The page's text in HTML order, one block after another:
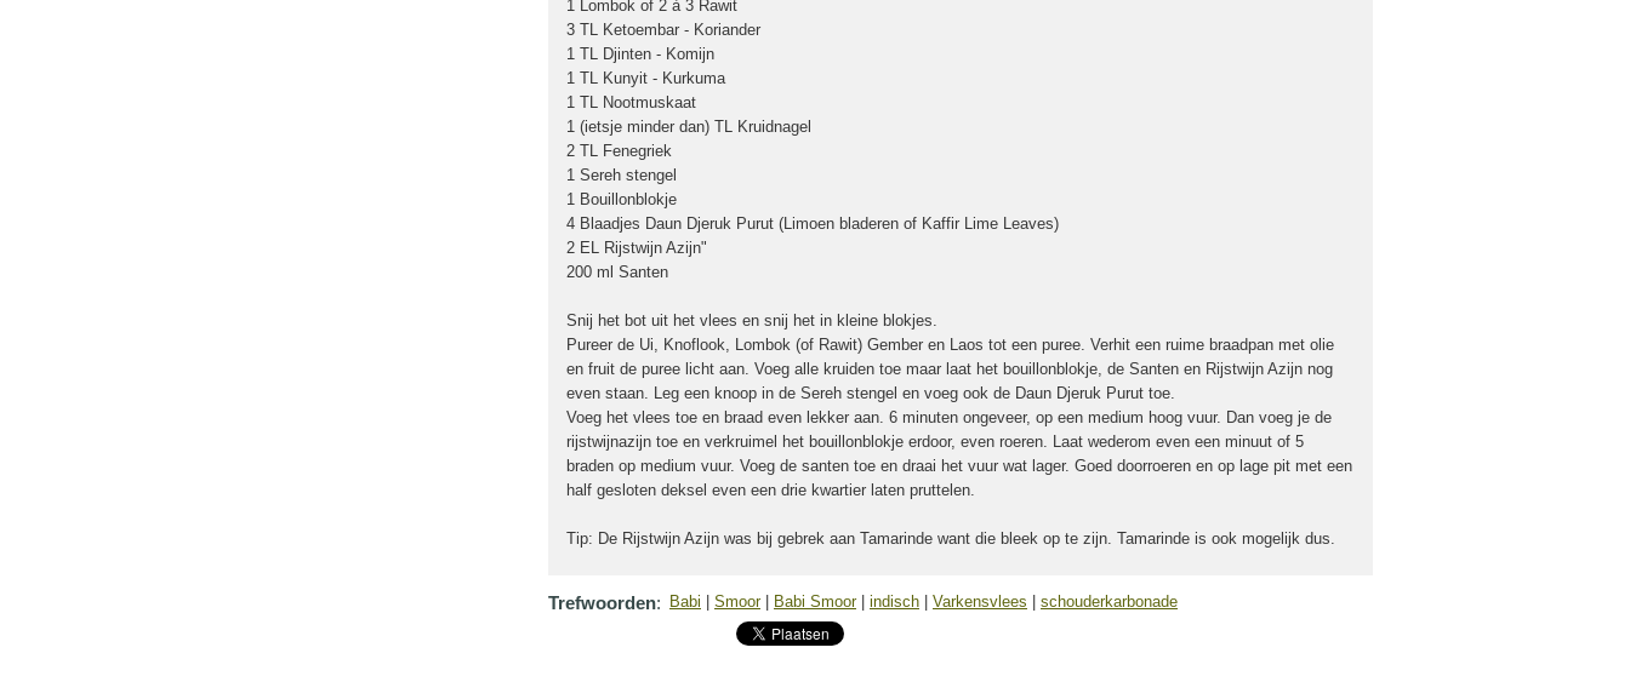
1 Lombok of 2 à 3 Rawit
3 TL Ketoembar - Koriander
1 TL Djinten - Komijn
1 TL Kunyit - Kurkuma
1 TL Nootmuskaat
1 (ietsje minder dan) TL Kruidnagel
2 TL Fenegriek
1 Sereh stengel
1 Bouillonblokje
4 Blaadjes Daun Djeruk Purut (Limoen bladeren of Kaffir Lime Leaves)
2 EL Rijstwijn Azijn"
200 ml Santen
Snij het bot uit het vlees en snij het in kleine blokjes.
Pureer de Ui, Knoflook, Lombok (of Rawit) Gember en Laos tot een puree. Verhit een ruime braadpan met olie
en fruit de puree licht aan. Voeg alle kruiden toe maar laat het bouillonblokje, de Santen en Rijstwijn Azijn nog
even staan. Leg een knoop in de Sereh stengel en voeg ook de Daun Djeruk Purut toe.
Voeg het vlees toe en braad even lekker aan. 6 minuten ongeveer, op een medium hoog vuur. Dan voeg je de
rijstwijnazijn toe en verkruimel het bouillonblokje erdoor, even roeren. Laat wederom even een minuut of 5
braden op medium vuur. Voeg de santen toe en draai het vuur wat lager. Goed doorroeren en op lage pit met een
half gesloten deksel even een drie kwartier laten pruttelen.
Tip: De Rijstwijn Azijn was bij gebrek aan Tamarinde want die bleek op te zijn. Tamarinde is ook mogelijk dus.
Trefwoorden: Babi Smoor Babi Smoor indisch Varkensvlees schouderkarbonade